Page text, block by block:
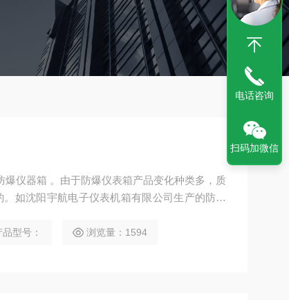
仪器箱 。由于防爆仪表箱产品变化种类多，质
如沈阳宇航电子仪表机箱有限公司生产的防爆
IIB、IIC类，温度组别为T1-T4的气体环境，
品型号： 浏览量：1594
电话咨询
扫码加微信